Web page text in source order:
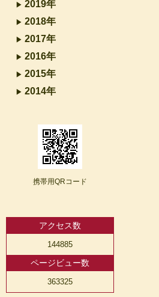
2019年
2018年
2017年
2016年
2015年
2014年
携帯用QRコード
アクセス数
144885
ページビュー数
363325